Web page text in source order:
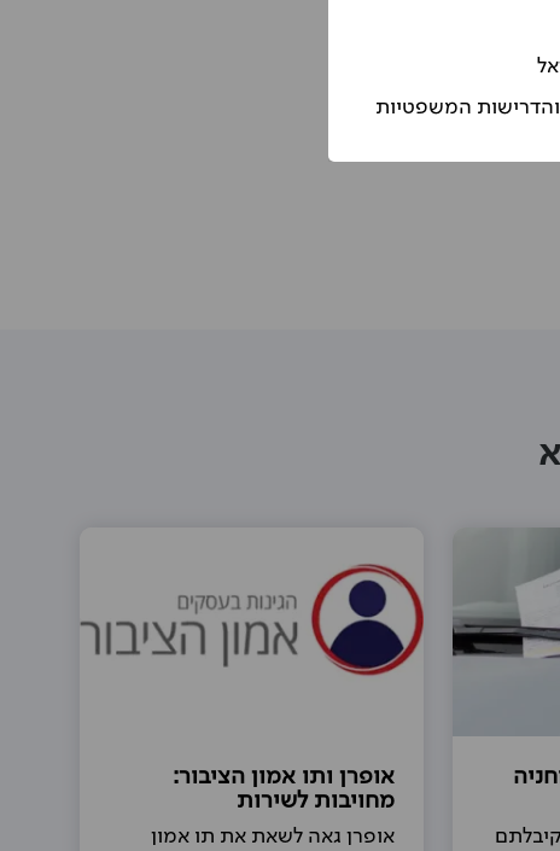
אופרן ותו אמון הציבור:
מחויבות לשירות
אופרן גאה לשאת את תו אמון
המשפטיות